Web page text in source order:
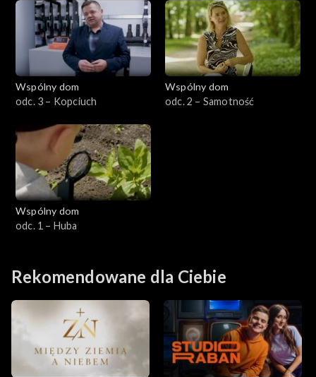
Wspólny dom
odc. 3 – Kopciuch
Wspólny dom
odc. 2 – Samotność
Wspólny dom
odc. 1 – Huba
Rekomendowane dla Ciebie